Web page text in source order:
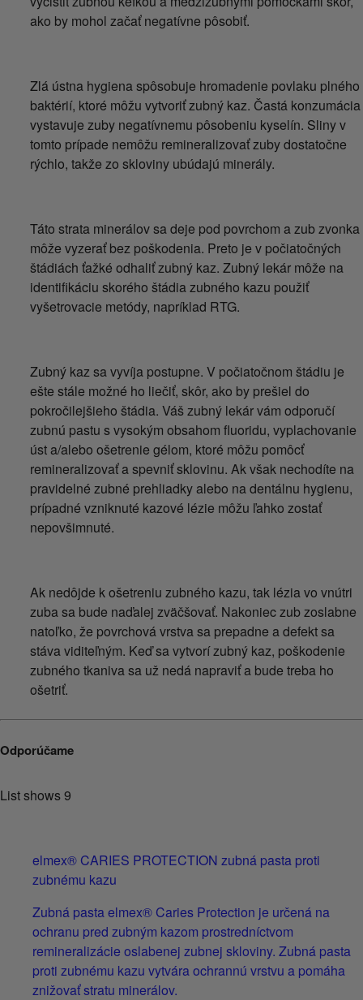
ako by mohol začať negatívne pôsobiť.
Zlá ústna hygiena spôsobuje hromadenie povlaku plného
baktérií, ktoré môžu vytvoriť zubný kaz. Častá konzumácia
vystavuje zuby negatívnemu pôsobeniu kyselín. Sliny v
tomto prípade nemôžu remineralizovať zuby dostatočne
rýchlo, takže zo skloviny ubúdajú minerály.
Táto strata minerálov sa deje pod povrchom a zub zvonka
môže vyzerať bez poškodenia. Preto je v počiatočných
štádiách ťažké odhaliť zubný kaz. Zubný lekár môže na
identifikáciu skorého štádia zubného kazu použiť
vyšetrovacie metódy, napríklad RTG.
Zubný kaz sa vyvíja postupne. V počiatočnom štádiu je
ešte stále možné ho liečiť, skôr, ako by prešiel do
pokročilejšieho štádia. Váš zubný lekár vám odporučí
zubnú pastu s vysokým obsahom fluoridu, vyplachovanie
úst a/alebo ošetrenie gélom, ktoré môžu pomôcť
remineralizovať a spevniť sklovinu. Ak však nechodíte na
pravidelné zubné prehliadky alebo na dentálnu hygienu,
prípadné vzniknuté kazové lézie môžu ľahko zostať
nepovšimnuté.
Ak nedôjde k ošetreniu zubného kazu, tak lézia vo vnútri
zuba sa bude naďalej zväčšovať. Nakoniec zub zoslabne
natoľko, že povrchová vrstva sa prepadne a defekt sa
stáva viditeľným. Keď sa vytvorí zubný kaz, poškodenie
zubného tkaniva sa už nedá napraviť a bude treba ho
ošetriť.
Odporúčame
List shows9
elmex® CARIES PROTECTION zubná pasta proti
zubnému kazu
Zubná pasta elmex® Caries Protection je určená na
ochranu pred zubným kazom prostredníctvom
remineralizácie oslabenej zubnej skloviny. Zubná pasta
proti zubnému kazu vytvára ochrannú vrstvu a pomáha
znižovať stratu minerálov.